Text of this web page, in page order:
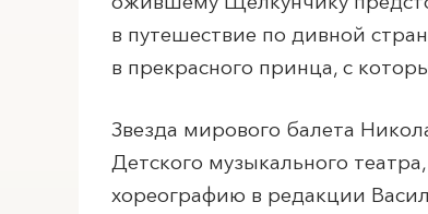
в путешествие по дивной
в прекрасного принца, с
Звезда мирового балета
Детского музыкального
хореографию в редакции